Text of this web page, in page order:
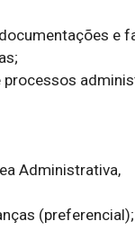
e
processos
Administrativa,
(preferencial);